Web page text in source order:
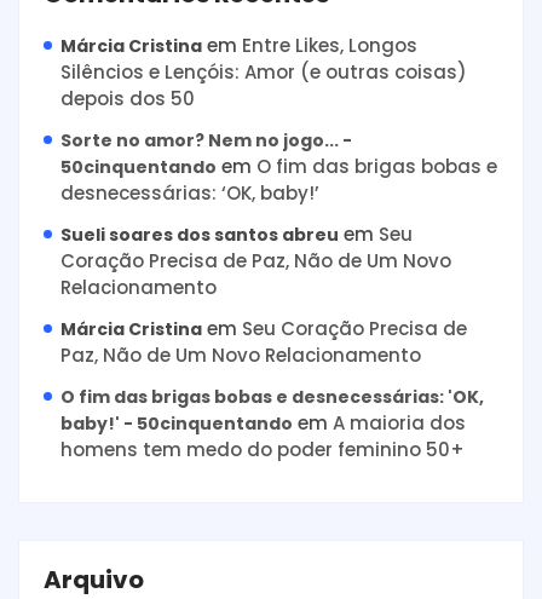
Márcia Cristina em Entre Likes, Longos
Silêncios e Lençóis: Amor (e outras coisas)
depois dos 50
Sorte no amor? Nem no jogo... -
50cinquentando em O fim das brigas bobas e
desnecessárias: ‘OK, baby!’
Sueli soares dos santos abreu em Seu
Coração Precisa de Paz, Não de Um Novo
Relacionamento
Márcia Cristina em Seu Coração Precisa de
Paz, Não de Um Novo Relacionamento
O fim das brigas bobas e desnecessárias: 'OK,
baby!' - 50cinquentando em A maioria dos
homens tem medo do poder feminino 50+
Arquivo